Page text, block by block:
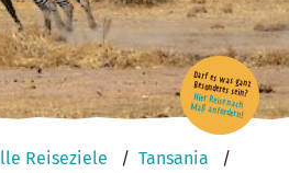
Reiseziele
Tansania
Darf es was ganz Besonderes sein?
Hier Reise nach Maß anfordern!